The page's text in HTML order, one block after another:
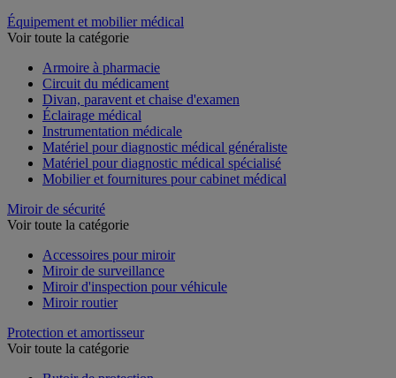
Équipement et mobilier médical
Voir toute la catégorie
Armoire à pharmacie
Circuit du médicament
Divan, paravent et chaise d'examen
Éclairage médical
Instrumentation médicale
Matériel pour diagnostic médical généraliste
Matériel pour diagnostic médical spécialisé
Mobilier et fournitures pour cabinet médical
Miroir de sécurité
Voir toute la catégorie
Accessoires pour miroir
Miroir de surveillance
Miroir d'inspection pour véhicule
Miroir routier
Protection et amortisseur
Voir toute la catégorie